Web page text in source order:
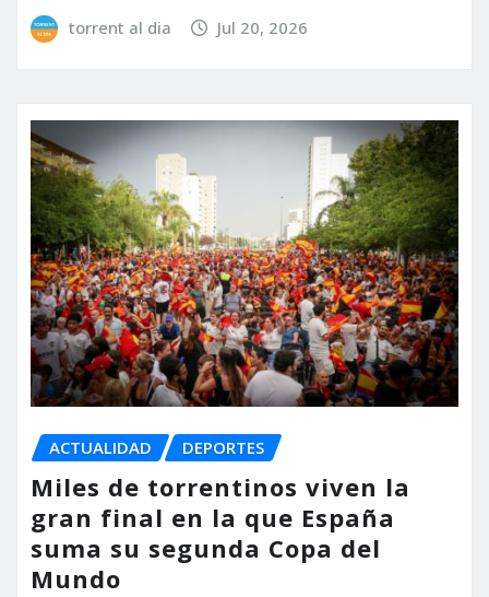
torrent al dia Jul 20, 2026
ACTUALIDAD DEPORTES
Miles de torrentinos viven la
gran final en la que España
suma su segunda Copa del
Mundo